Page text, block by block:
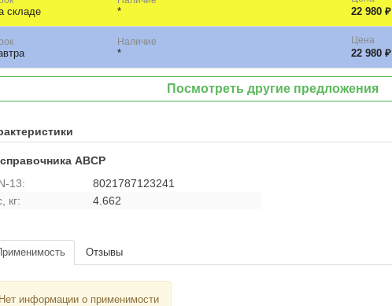
складе * 22 980 ₽
Наличие
*
Цена
22 980 ₽
Посмотреть другие предложения
ABCP
13:
8021787123241
кг:
4.662
Отзывы
Нет информации о применимости